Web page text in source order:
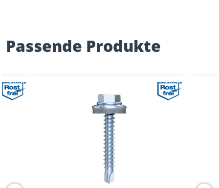
Passende Produkte